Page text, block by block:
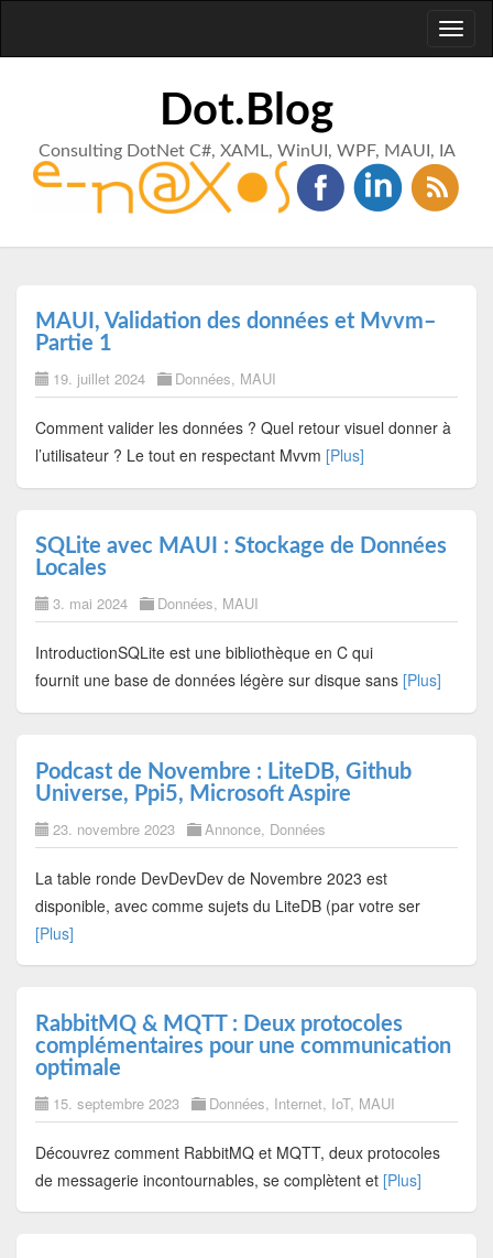
Dot.Blog
Consulting DotNet C#, XAML, WinUI, WPF, MAUI, IA
MAUI, Validation des données et Mvvm–
Partie 1
19. juillet 2024 Données, MAUI
Comment valider les données ? Quel retour visuel donner à
l’utilisateur ? Le tout en respectant Mvvm [Plus]
SQLite avec MAUI : Stockage de Données
Locales
3. mai 2024 Données, MAUI
IntroductionSQLite est une bibliothèque en C qui
fournit une base de données légère sur disque sans [Plus]
Podcast de Novembre : LiteDB, Github
Universe, Ppi5, Microsoft Aspire
23. novembre 2023 Annonce, Données
La table ronde DevDevDev de Novembre 2023 est
disponible, avec comme sujets du LiteDB (par votre ser
[Plus]
RabbitMQ & MQTT : Deux protocoles
complémentaires pour une communication
optimale
15. septembre 2023 Données, Internet, IoT, MAUI
Découvrez comment RabbitMQ et MQTT, deux protocoles
de messagerie incontournables, se complètent et [Plus]